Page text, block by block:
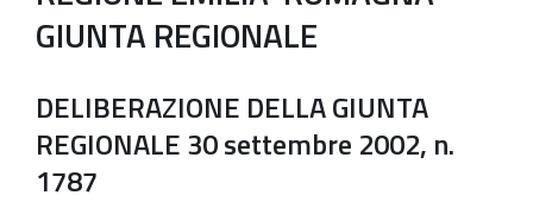
GIUNTA REGIONALE
DELIBERAZIONE DELLA GIUNTA
REGIONALE 30 settembre 2002, n.
1787